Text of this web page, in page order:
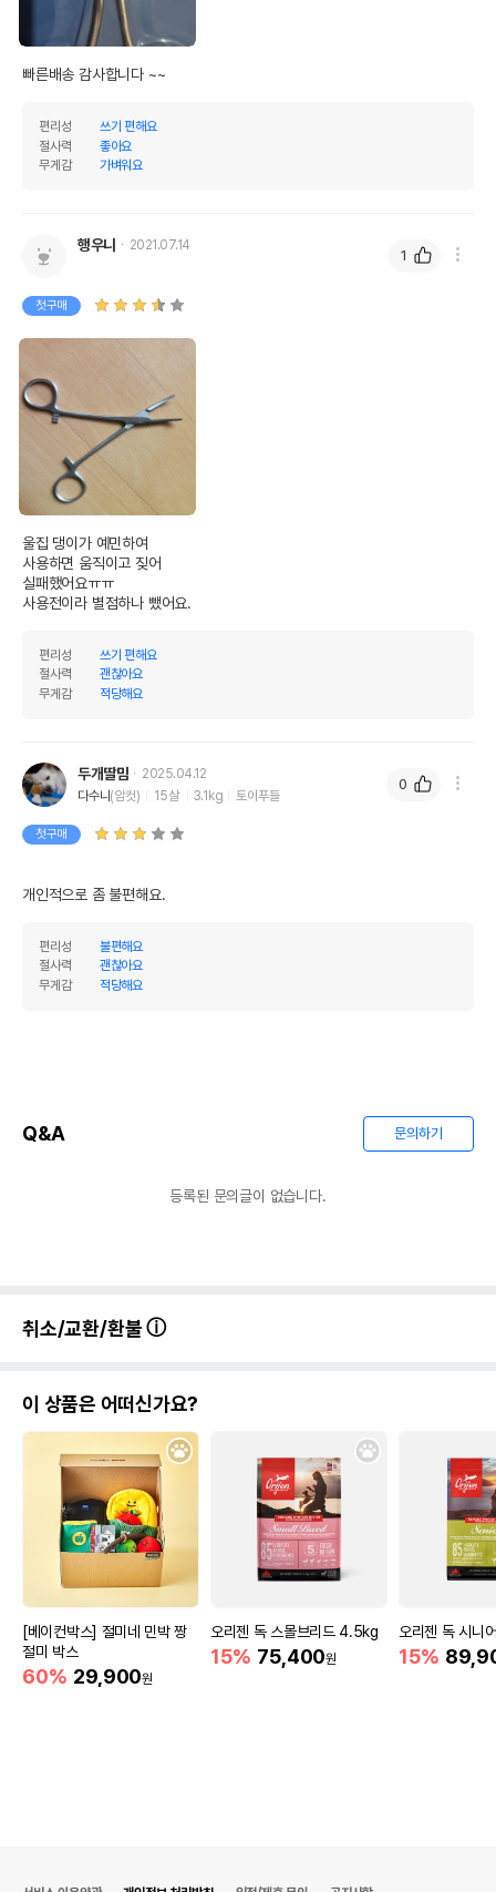
빠른배송 감사합니다 ~~
편리성
쓰기 편해요
절사력
좋아요
무게감
가벼워요
행우니 2021.07.14
첫구매
울집 댕이가 예민하여
사용하면 움직이고 짖어
실패했어요ㅠㅠ
사용전이라 별점하나 뺐어요.
편리성
쓰기 편해요
절사력
괜찮아요
무게감
적당해요
1
두개딸맘
2025.04.12
다수니(암컷) 15살 3.1kg 토이푸들
첫구매
개인적으로 좀 불편해요.
편리성
불편해요
절사력
괜찮아요
무게감
적당해요
0
Q&A 문의하기
등록된 문의글이 없습니다.
취소/교환/환불
이 상품은 어떠신가요?
[베이컨박스] 절미네 민박 짱
절미 박스
60% 29,900원
오리젠 독 스몰브리드 4.5kg
15% 75,400원
오리젠 독 시니
15%